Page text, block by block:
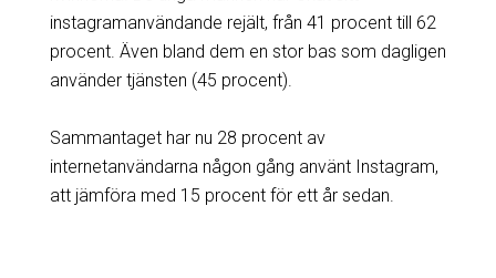
instagramanvändande rejält, från 41 procent till 62
procent. Även bland dem en stor bas som dagligen
använder tjänsten (45 procent).
Sammantaget har nu 28 procent av
internetanvändarna någon gång använt Instagram,
att jämföra med 15 procent för ett år sedan.